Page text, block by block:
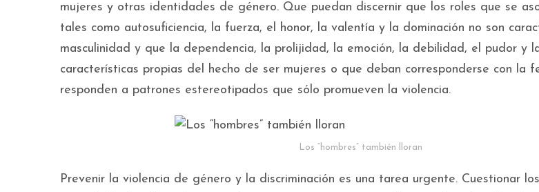
mujeres y otras identidades de género. Que puedan discernir que los roles que se
tales como autosuficiencia, la fuerza, el honor, la valentía y la dominación no son
masculinidad y que la dependencia, la prolijidad, la emoción, la debilidad, el pudor y
características propias del hecho de ser mujeres o que deban corresponderse con la
responden a patrones estereotipados que sólo promueven la violencia.
Los “hombres” también lloran
Prevenir la violencia de género y la discriminación es una tarea urgente. Cuestionar